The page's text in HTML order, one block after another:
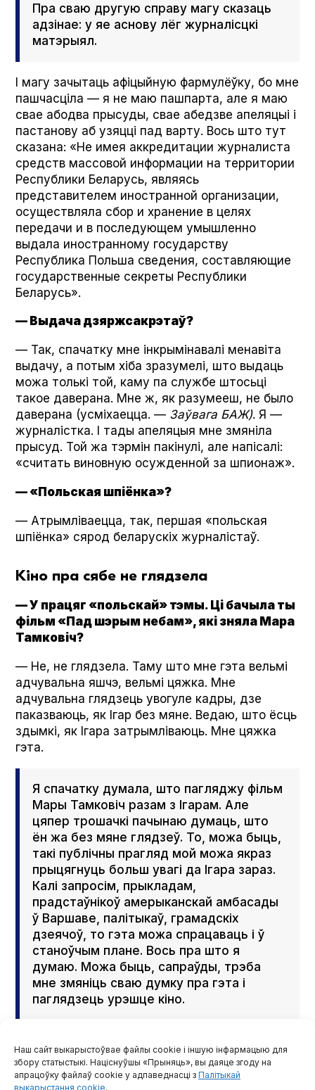
Наш сайт выкарыстоўвае файлы cookie і іншую інфармацыю для
збору статыстыкі. Націснуўшы «Прыняць», вы даяце згоду на
апрацоўку файлаў cookie у адпаведнасці з Палітыкай
выкарыстання cookie.
Пра сваю другую справу магу сказаць
адзінае: у яе аснову лёг журналісцкі
матэрыял.
І магу зачытаць афіцыйную фармулёўку, бо мне
пашчасціла — я не маю пашпарта, але я маю
свае абодва прысуды, свае абедзве апеляцыі і
пастанову аб узяцці пад варту. Вось што тут
сказана: «Не имея аккредитации журналиста
средств массовой информации на территории
Республики Беларусь, являясь
представителем иностранной организации,
осуществляла сбор и хранение в целях
передачи и в последующем умышленно
выдала иностранному государству
Республика Польша сведения, составляющие
государственные секреты Республики
Беларусь».
— Выдача дзяржсакрэтаў?
— Так, спачатку мне інкрымінавалі менавіта
выдачу, а потым хіба зразумелі, што выдаць
можа толькі той, каму па службе штосьці
такое даверана. Мне ж, як разумееш, не было
даверана (усміхаецца. — Заўвага БАЖ). Я —
журналістка. І тады апеляцыя мне змяніла
прысуд. Той жа тэрмін пакінулі, але напісалі:
«считать виновную осужденной за шпионаж».
— «Польская шпіёнка»?
— Атрымліваецца, так, першая «польская
шпіёнка» сярод беларускіх журналістаў.
Кіно пра сябе не глядзела
— У працяг «польскай» тэмы. Ці бачыла ты
фільм «Пад шэрым небам», які зняла Мара
Тамковіч?
— Не, не глядзела. Таму што мне гэта вельмі
адчувальна яшчэ, вельмі цяжка. Мне
адчувальна глядзець увогуле кадры, дзе
паказваюць, як Ігар без мяне. Ведаю, што ёсць
здымкі, як Ігара затрымліваюць. Мне цяжка
гэта.
Я спачатку думала, што пагляджу фільм
Мары Тамковіч разам з Ігарам. Але
цяпер трошачкі пачынаю думаць, што
ён жа без мяне глядзеў. То, можа быць,
такі публічны прагляд мой можа якраз
прыцягнуць больш увагі да Ігара зараз.
Калі запросім, прыкладам,
прадстаўнікоў амерыканскай амбасады
ў Варшаве, палітыкаў, грамадскіх
дзеячоў, то гэта можа спрацаваць і ў
станоўчым плане. Вось пра што я
думаю. Можа быць, сапраўды, трэба
мне змяніць сваю думку пра гэта і
паглядзець урэшце кіно.